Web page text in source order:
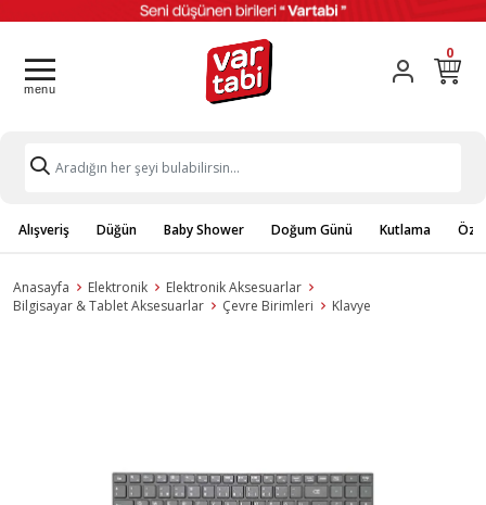
0
Alışveriş Düğün Baby Shower Doğum Günü Kutlama
Anasayfa Elektronik
Elektronik Aksesuarlar
Bilgisayar & Tablet Aksesuarlar
Çevre Birimleri Klavye